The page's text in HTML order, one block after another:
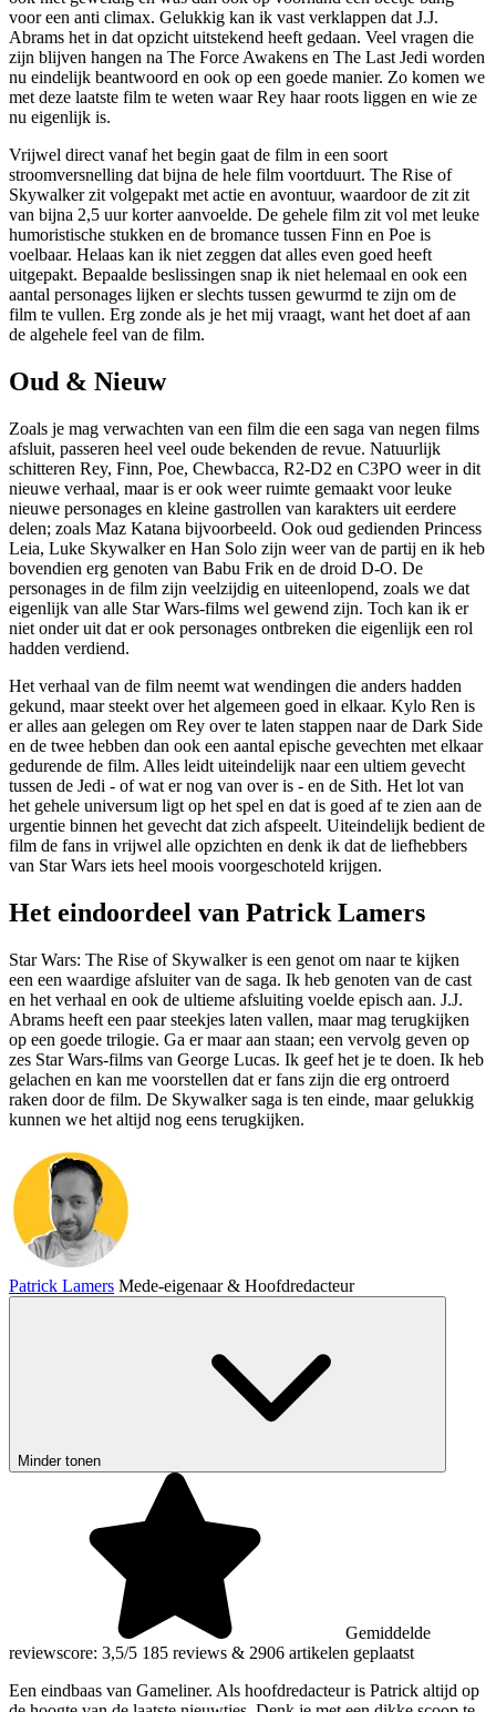
voor een anti climax. Gelukkig kan ik vast verklappen dat J.J.
Abrams het in dat opzicht uitstekend heeft gedaan. Veel vragen die
zijn blijven hangen na The Force Awakens en The Last Jedi worden
nu eindelijk beantwoord en ook op een goede manier. Zo komen we
met deze laatste film te weten waar Rey haar roots liggen en wie ze
nu eigenlijk is.
Vrijwel direct vanaf het begin gaat de film in een soort
stroomversnelling dat bijna de hele film voortduurt. The Rise of
Skywalker zit volgepakt met actie en avontuur, waardoor de zit zit
van bijna 2,5 uur korter aanvoelde. De gehele film zit vol met leuke
humoristische stukken en de bromance tussen Finn en Poe is
voelbaar. Helaas kan ik niet zeggen dat alles even goed heeft
uitgepakt. Bepaalde beslissingen snap ik niet helemaal en ook een
aantal personages lijken er slechts tussen gewurmd te zijn om de
film te vullen. Erg zonde als je het mij vraagt, want het doet af aan
de algehele feel van de film.
Oud & Nieuw
Zoals je mag verwachten van een film die een saga van negen films
afsluit, passeren heel veel oude bekenden de revue. Natuurlijk
schitteren Rey, Finn, Poe, Chewbacca, R2-D2 en C3PO weer in dit
nieuwe verhaal, maar is er ook weer ruimte gemaakt voor leuke
nieuwe personages en kleine gastrollen van karakters uit eerdere
delen; zoals Maz Katana bijvoorbeeld. Ook oud gedienden Princess
Leia, Luke Skywalker en Han Solo zijn weer van de partij en ik heb
bovendien erg genoten van Babu Frik en de droid D-O. De
personages in de film zijn veelzijdig en uiteenlopend, zoals we dat
eigenlijk van alle Star Wars-films wel gewend zijn. Toch kan ik er
niet onder uit dat er ook personages ontbreken die eigenlijk een rol
hadden verdiend.
Het verhaal van de film neemt wat wendingen die anders hadden
gekund, maar steekt over het algemeen goed in elkaar. Kylo Ren is
er alles aan gelegen om Rey over te laten stappen naar de Dark Side
en de twee hebben dan ook een aantal epische gevechten met elkaar
gedurende de film. Alles leidt uiteindelijk naar een ultiem gevecht
tussen de Jedi - of wat er nog van over is - en de Sith. Het lot van
het gehele universum ligt op het spel en dat is goed af te zien aan de
urgentie binnen het gevecht dat zich afspeelt. Uiteindelijk bedient de
film de fans in vrijwel alle opzichten en denk ik dat de liefhebbers
van Star Wars iets heel moois voorgeschoteld krijgen.
Het eindoordeel van Patrick Lamers
Star Wars: The Rise of Skywalker is een genot om naar te kijken
een een waardige afsluiter van de saga. Ik heb genoten van de cast
en het verhaal en ook de ultieme afsluiting voelde episch aan. J.J.
Abrams heeft een paar steekjes laten vallen, maar mag terugkijken
op een goede trilogie. Ga er maar aan staan; een vervolg geven op
zes Star Wars-films van George Lucas. Ik geef het je te doen. Ik heb
gelachen en kan me voorstellen dat er fans zijn die erg ontroerd
raken door de film. De Skywalker saga is ten einde, maar gelukkig
kunnen we het altijd nog eens terugkijken.
Patrick Lamers Mede-eigenaar & Hoofdredacteur
Minder tonen
Gemiddelde
reviewscore: 3,5/5 185 reviews & 2906 artikelen geplaatst
Een eindbaas van Gameliner. Als hoofdredacteur is Patrick altijd op